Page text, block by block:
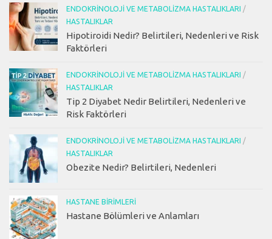
ENDOKRINOLOJI VE METABOLIZMA HASTALIKLARI
/
HASTALIKLAR
Hipotiroidi Nedir? Belirtileri, Nedenleri ve Risk
Faktörleri
ENDOKRINOLOJI VE METABOLIZMA HASTALIKLARI
/
HASTALIKLAR
Tip 2 Diyabet Nedir Belirtileri, Nedenleri ve
Risk Faktörleri
ENDOKRINOLOJI VE METABOLIZMA HASTALIKLARI
/
HASTALIKLAR
Obezite Nedir? Belirtileri, Nedenleri
HASTANE BIRIMLERI
Hastane Bölümleri ve Anlamları